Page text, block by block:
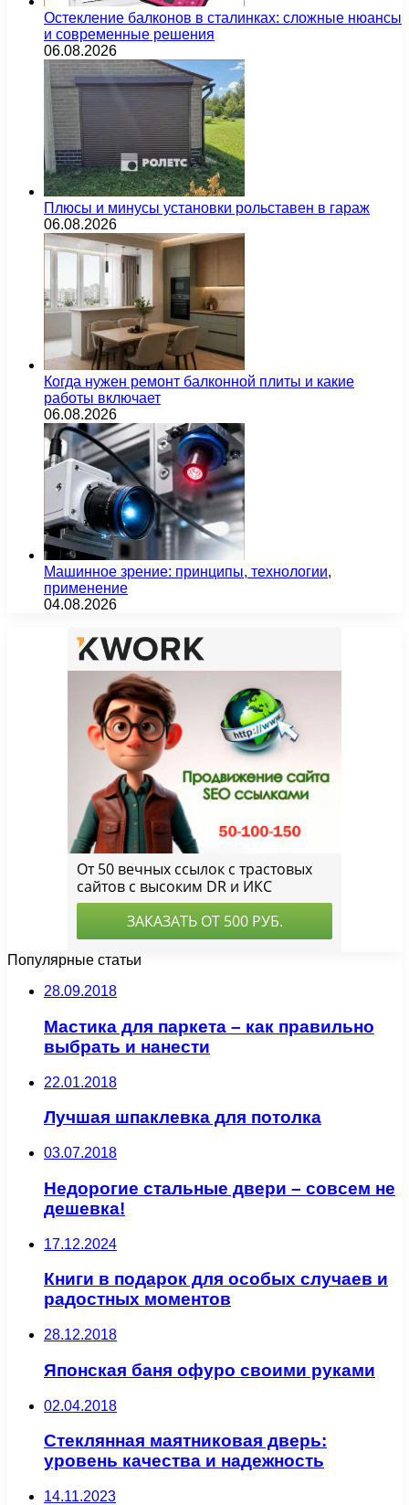
Остекление балконов в сталинках: сложные нюансы
и современные решения
06.08.2026
Плюсы и минусы установки рольставен в гараж
06.08.2026
Когда нужен ремонт балконной плиты и какие
работы включает
06.08.2026
Машинное зрение: принципы, технологии,
применение
04.08.2026
Популярные статьи
28.09.2018
Мастика для паркета – как правильно
выбрать и нанести
22.01.2018
Лучшая шпаклевка для потолка
03.07.2018
Недорогие стальные двери – совсем не
дешевка!
17.12.2024
Книги в подарок для особых случаев и
радостных моментов
28.12.2018
Японская баня офуро своими руками
02.04.2018
Стеклянная маятниковая дверь:
уровень качества и надежность
14.11.2023